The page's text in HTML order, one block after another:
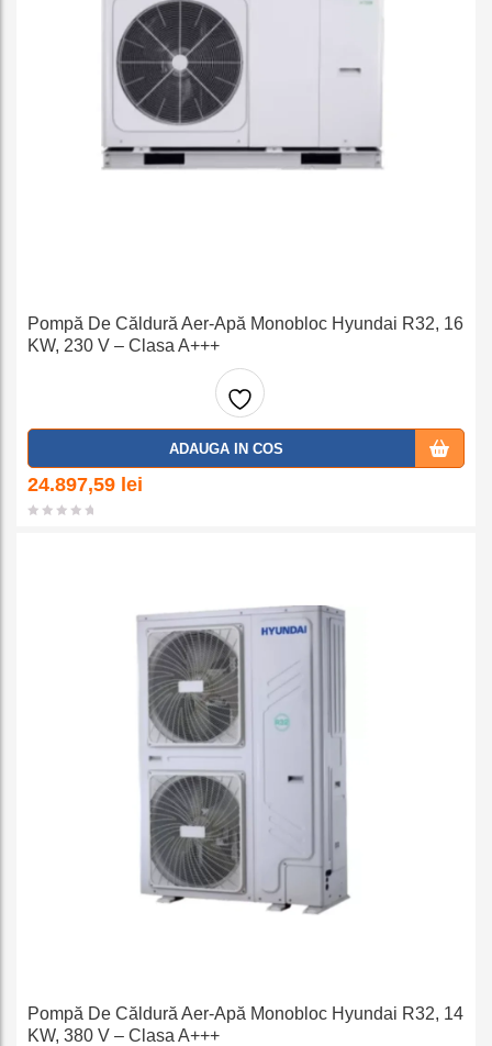
Pompă De Căldură Aer-Apă Monobloc Hyundai R32, 16
KW, 230 V – Clasa A+++
Adaug
ADAUGA IN COS
24.897,59 lei
Pompă De Căldură Aer-Apă Monobloc Hyundai R32, 14
KW, 380 V – Clasa A+++